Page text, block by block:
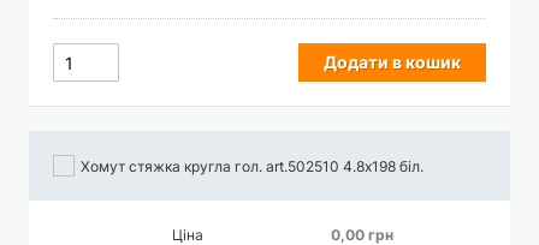
Додати в кошик
Хомут стяжка кругла гол. art.502510 4.8х198 біл.
Ціна 0,00 грн